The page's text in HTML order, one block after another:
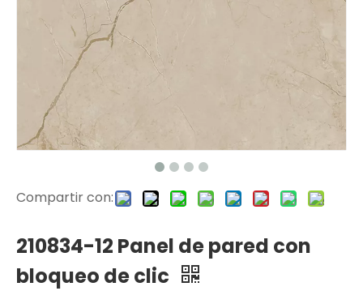
1176 EIR Surface Vinyl Planks 807-32 Azulejos de vinilo de superficie EIR
Compartir con:
210834-12 Panel de pared con
bloqueo de clic